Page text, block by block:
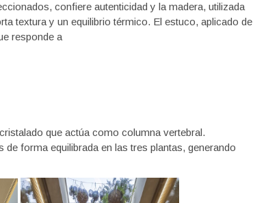
confiere autenticidad y la madera, utilizada
textura y un equilibrio térmico. El estuco, aplicado de
responde a
que actúa como columna vertebral.
forma equilibrada en las tres plantas, generando